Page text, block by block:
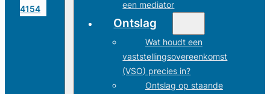
4154
een mediator
Ontslag
Wat houdt een
vaststellingsovereenkomst
(VSO) precies in?
Ontslag op staande